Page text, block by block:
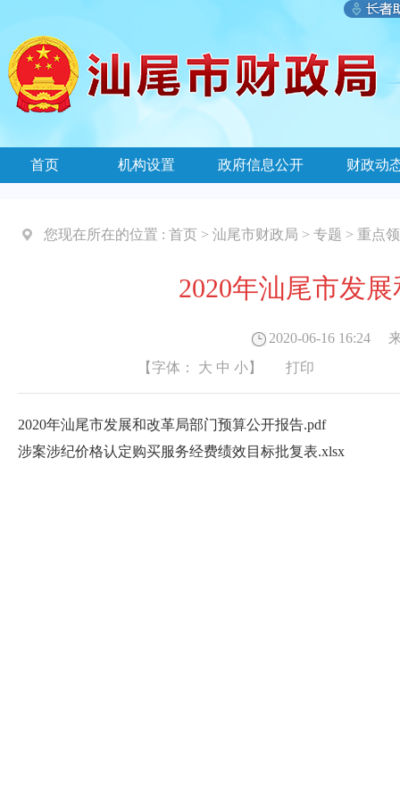
首页 机构设置 政府信息公开 财政动
您现在所在的位置 : 首页 > 汕尾市财政局 > 专题 > 重点
2020年汕尾市发
2020-06-16 16:24
【字体： 大 中 小】 打印
2020年汕尾市发展和改革局部门预算公开报告.pdf
涉案涉纪价格认定购买服务经费绩效目标批复表.xlsx